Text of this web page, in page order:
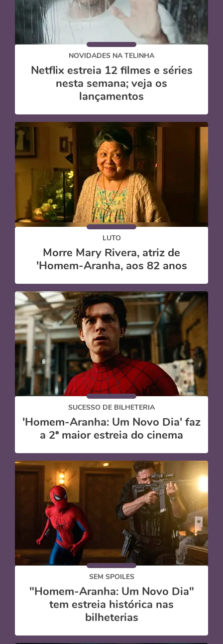
NOVIDADES NA TELINHA
Netflix estreia 12 filmes e séries
nesta semana; veja os
lançamentos
LUTO
Morre Mary Rivera, atriz de
'Homem-Aranha, aos 82 anos
SUCESSO DE BILHETERIA
'Homem-Aranha: Um Novo Dia' faz
a 2ª maior estreia do cinema
SEM SPOILES
"Homem-Aranha: Um Novo Dia"
tem estreia histórica nas
bilheterias